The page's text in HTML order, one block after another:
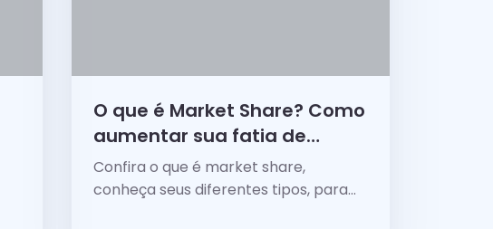
O que é Market Share? Como
aumentar sua fatia de
mercado?
Confira o que é market share,
conheça seus diferentes tipos, para